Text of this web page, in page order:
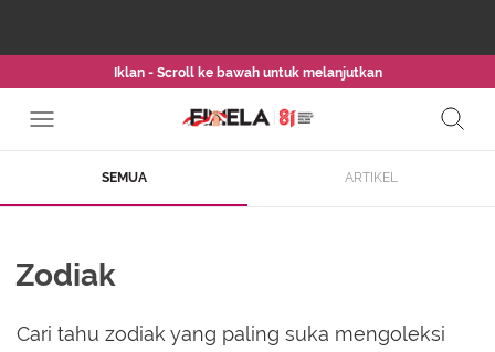
Iklan - Scroll ke bawah untuk melanjutkan
SEMUA ARTIKEL
Zodiak
Cari tahu zodiak yang paling suka mengoleksi